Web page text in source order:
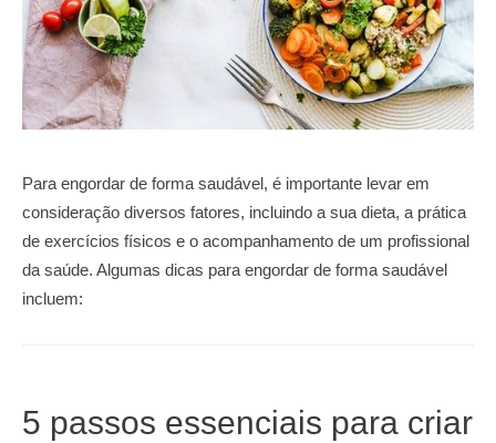
Para engordar de forma saudável, é importante levar em
consideração diversos fatores, incluindo a sua dieta, a prática
de exercícios físicos e o acompanhamento de um profissional
da saúde. Algumas dicas para engordar de forma saudável
incluem:
5 passos essenciais para criar